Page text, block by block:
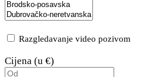
Razgledavanje video pozivom
Cijena (u €)